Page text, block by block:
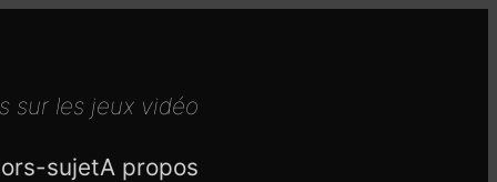
sur les jeux vidéo
sujetA propos